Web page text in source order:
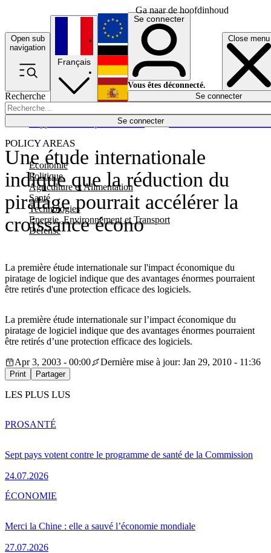
Ga naar de hoofdinhoud
Open sub
navigation
Close menu
Recherche
Se connecter
POLICY AREAS
Economie
Politique
Agriculture et Alimentation
Santé
Technologies
Energie, Environnement et Transport
Défense
Économie
Français
English
Deutsch
Español
Se connecter
Vous êtes déconnecté.
Se connecter
Une étude internationale
indique que la réduction du
piratage pourrait accélérer la
croissance écono
La première étude internationale sur l'impact économique du
piratage de logiciel indique que des avantages énormes pourraient
être retirés d'une protection efficace des logiciels.
La première étude internationale sur l’impact économique du
piratage de logiciel indique que des avantages énormes pourraient
être retirés d’une protection efficace des logiciels.
Apr 3, 2003 - 00:00
Dernière mise à jour: Jan 29, 2010 - 11:36
Print Partager
LES PLUS LUS
Sept pays votent contre le programme de santé de la Commission
24.07.2026
PROSANTÉ
Merci la Chine : elle a sauvé l’économie mondiale
27.07.2026
ÉCONOMIE